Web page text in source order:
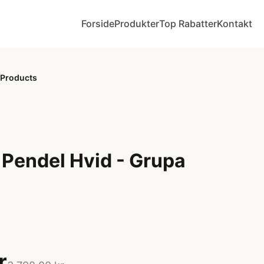
ForsideProdukterTop RabatterKontakt
Hvid - Grupa